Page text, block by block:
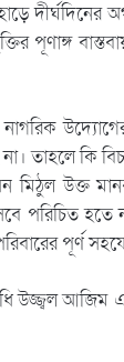
দীর্ঘদিনের
পূণাঙ্গ
না। তাহলে কি
মিঠুল উক্ত
পরিচিত
পূর্ণ
উজ্জ্বল আজিম